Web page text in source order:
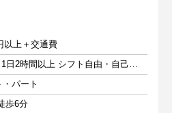
以上＋交通費
週1日以上 1日2時間以上 シフト自由・自己申告
パート
歩6分